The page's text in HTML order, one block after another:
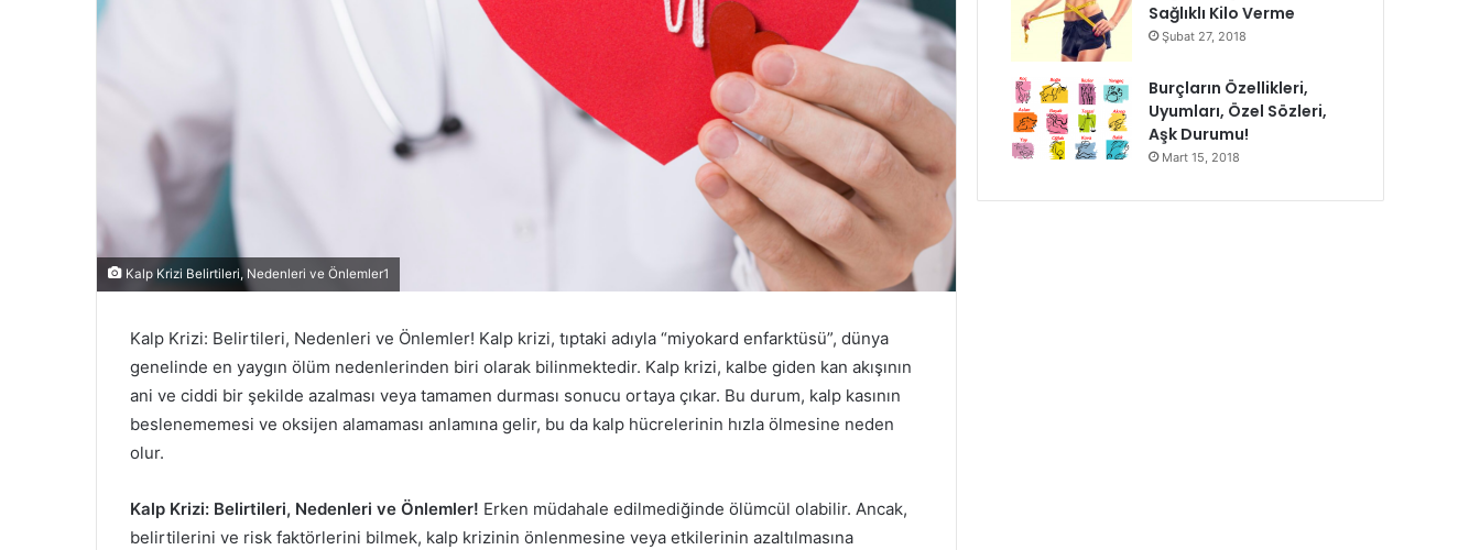
Kalp Krizi Belirtileri, Nedenleri ve Önlemler1
Kalp Krizi: Belirtileri, Nedenleri ve Önlemler! Kalp krizi, tıptaki adıyla “miyokard enfarktüsü”, dünya
genelinde en yaygın ölüm nedenlerinden biri olarak bilinmektedir. Kalp krizi, kalbe giden kan akışının
ani ve ciddi bir şekilde azalması veya tamamen durması sonucu ortaya çıkar. Bu durum, kalp kasının
beslenememesi ve oksijen alamaması anlamına gelir, bu da kalp hücrelerinin hızla ölmesine neden
olur.
Kalp Krizi: Belirtileri, Nedenleri ve Önlemler! Erken müdahale edilmediğinde ölümcül olabilir. Ancak,
belirtilerini ve risk faktörlerini bilmek, kalp krizinin önlenmesine veya etkilerinin azaltılmasına
Sağlıklı Kilo Verme
Şubat 27, 2018
Burçların Özellikleri,
Uyumları, Özel Sözleri,
Aşk Durumu!
Mart 15, 2018